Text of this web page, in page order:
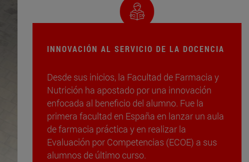
INNOVACIÓN AL SERVICIO DE LA DOCENCIA
Desde sus inicios, la Facultad de Farmacia y
Nutrición ha apostado por una innovación
enfocada al beneficio del alumno. Fue la
primera facultad en España en lanzar un aula
de farmacia práctica y en realizar la
Evaluación por Competencias (ECOE) a sus
alumnos de último curso.